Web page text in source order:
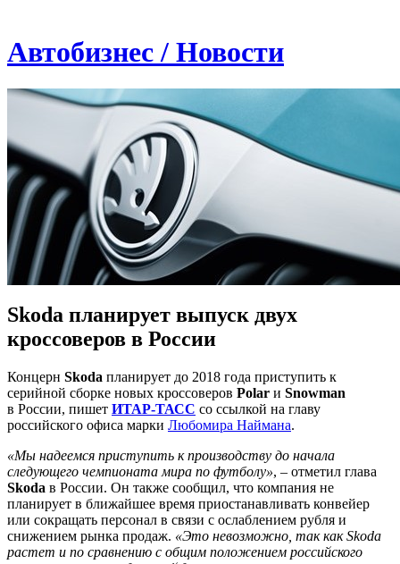
Автобизнес / Новости
Skoda планирует выпуск двух
кроссоверов в России
Концерн Skoda планирует до 2018 года приступить к
серийной сборке новых кроссоверов Polar и Snowman
в России, пишет ИТАР-ТАСС со ссылкой на главу
российского офиса марки Любомира Наймана.
«Мы надеемся приступить к производству до начала
следующего чемпионата мира по футболу», – отметил глава
Skoda в России. Он также сообщил, что компания не
планирует в ближайшее время приостанавливать конвейер
или сокращать персонал в связи с ослаблением рубля и
снижением рынка продаж. «Это невозможно, так как Skoda
растет и по сравнению с общим положением российского